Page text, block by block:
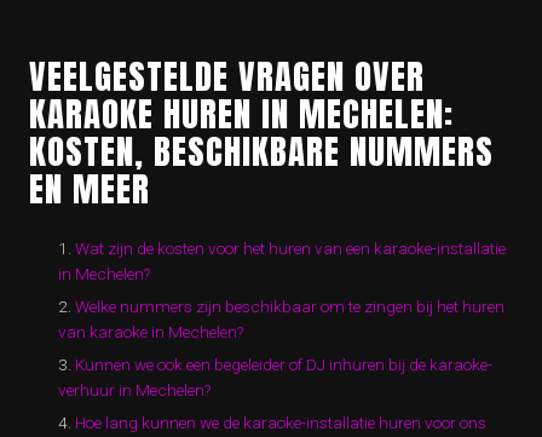
VEELGESTELDE VRAGEN OVER
KARAOKE HUREN IN MECHELEN:
KOSTEN, BESCHIKBARE NUMMERS
EN MEER
Wat zijn de kosten voor het huren van een karaoke-installatie
in Mechelen?
Welke nummers zijn beschikbaar om te zingen bij het huren
van karaoke in Mechelen?
Kunnen we ook een begeleider of DJ inhuren bij de karaoke-
verhuur in Mechelen?
Hoe lang kunnen we de karaoke-installatie huren voor ons